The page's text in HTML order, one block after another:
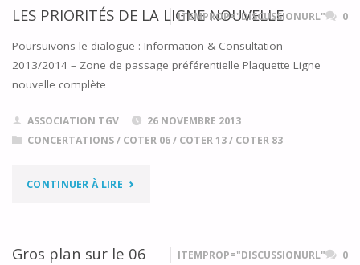
N°5
ALPES-
ETUDES
LES PRIORITÉS DE LA LIGNE NOUVELLE
ITEMPROP="DISCUSSIONURL" 0
Poursuivons le dialogue : Information & Consultation –
2013/2014 – Zone de passage préférentielle Plaquette Ligne
nouvelle complète
ASSOCIATION TGV
26 NOVEMBRE 2013
CONCERTATIONS/ COTER 06/ COTER 13/ COTER 83
CONTINUER À LIRE"LES
DE
Gros plan sur le 06 ITEMPROP="DISCUSSIONURL" 0